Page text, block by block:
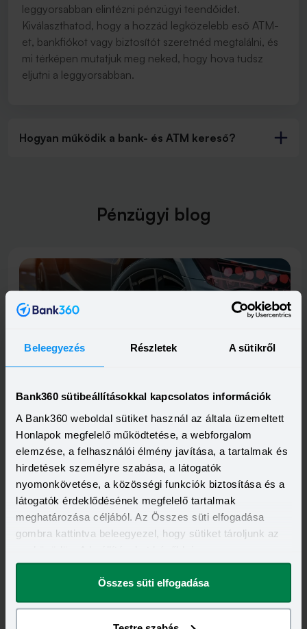
Beleegyezés Részletek A sütikről
Bank360 sütibeállításokkal kapcsolatos információk
A Bank360 weboldal sütiket használ az általa üzemeltett
Honlapok megfelelő működtetése, a webforgalom
elemzése, a felhasználói élmény javítása, a tartalmak és
hirdetések személyre szabása, a látogatók
nyomonkövetése, a közösségi funkciók biztosítása és a
látogatók érdeklődésének megfelelő tartalmak
meghatározása céljából. Az Összes süti elfogadása
gombra kattintva beleegyezel, hogy sütiket tároljunk az
megváltoztathatod.
Összes süti elfogadása
leggyorsabban elintézni pénzügyi teendőidet.
Kiválaszthatod, hogy a hozzád legközelebb eső ATM-
et, bankfiókot vagy biztosítót szeretnéd megtalálni, és
mi térképen mutatjuk meg neked, hogy hova tudsz
eljutni a leggyorsabban.
Hogyan működik a bank- és ATM kereső?
Pénzügyi blog
Invalid DateTime
mielőtt először belevágsz
nagyobb értékű eszközt szeretnének használni anélkül, hogy
azt egy összegben ki kellene fizetniük. Elsőre azonban
könnyű elveszni a részletekben: önerő, maradványérték,
THM, GAP – csak néhány azok közül a fogalmak közül,
amelyekkel biztosan találkozol.
Elolvasom
Egy gombóc fagyi ára: mindössze ennyibe kerül a
biztonság külföldön
volt, de nincs tőle sokkal lemaradva a júniust megnyerő